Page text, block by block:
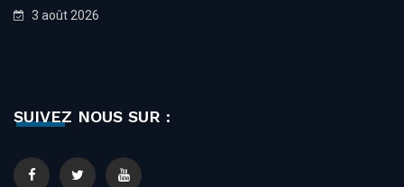
3 août 2026
SUIVEZ NOUS SUR :